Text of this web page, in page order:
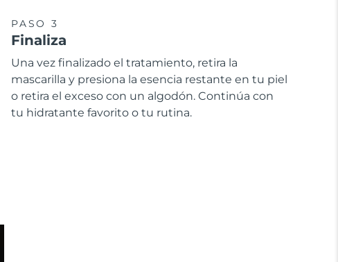
PASO 3
Finaliza
Una vez finalizado el tratamiento, retira la
mascarilla y presiona la esencia restante en tu piel
o retira el exceso con un algodón. Continúa con
tu hidratante favorito o tu rutina.